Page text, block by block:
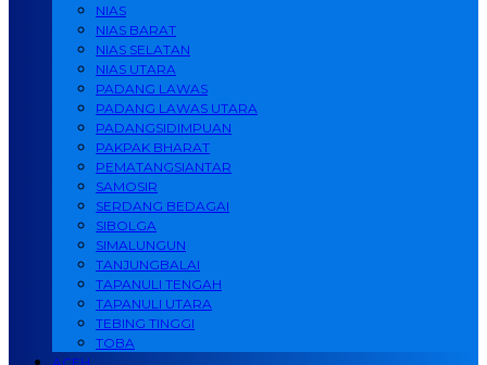
NIAS
NIAS BARAT
NIAS SELATAN
NIAS UTARA
PADANG LAWAS
PADANG LAWAS UTARA
PADANGSIDIMPUAN
PAKPAK BHARAT
PEMATANGSIANTAR
SAMOSIR
SERDANG BEDAGAI
SIBOLGA
SIMALUNGUN
TANJUNGBALAI
TAPANULI TENGAH
TAPANULI UTARA
TEBING TINGGI
TOBA